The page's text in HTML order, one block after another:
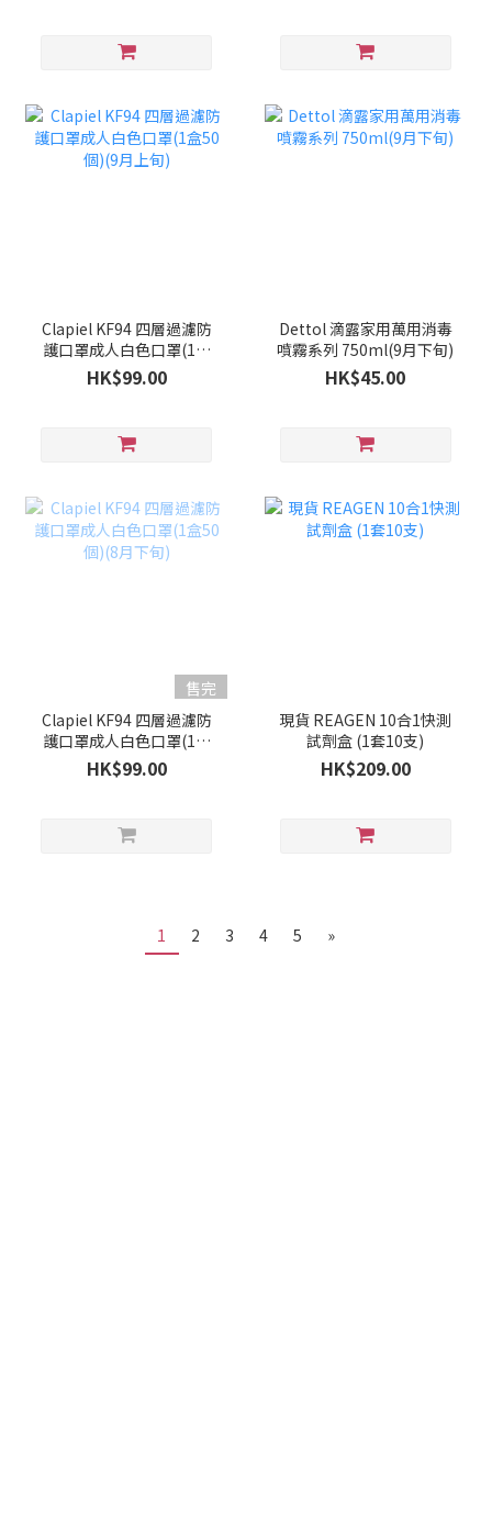
Clapiel KF94 四層過濾防
護口罩成人白色口罩(1盒
50個)(9月上旬)
HK$99.00
Dettol 滴露家用萬用消毒
噴霧系列 750ml(9月下旬)
HK$45.00
售完
Clapiel KF94 四層過濾防
護口罩成人白色口罩(1盒
50個)(8月下旬)
HK$99.00
現貨 REAGEN 10合1快測
試劑盒 (1套10支)
HK$209.00
1 2 3 4 5 »